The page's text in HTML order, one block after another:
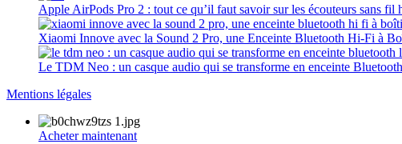
Apple AirPods Pro 2 : tout ce qu’il faut savoir sur les écouteurs sans fil
Xiaomi Innove avec la Sound 2 Pro, une Enceinte Bluetooth Hi-Fi à
Le TDM Neo : un casque audio qui se transforme en enceinte
Mentions légales
Acheter maintenant